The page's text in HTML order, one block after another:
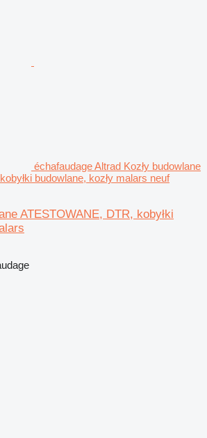
échafaudage Altrad Kozły budowlane
budowlane, kozły malars neuf
ATESTOWANE, DTR, kobyłki